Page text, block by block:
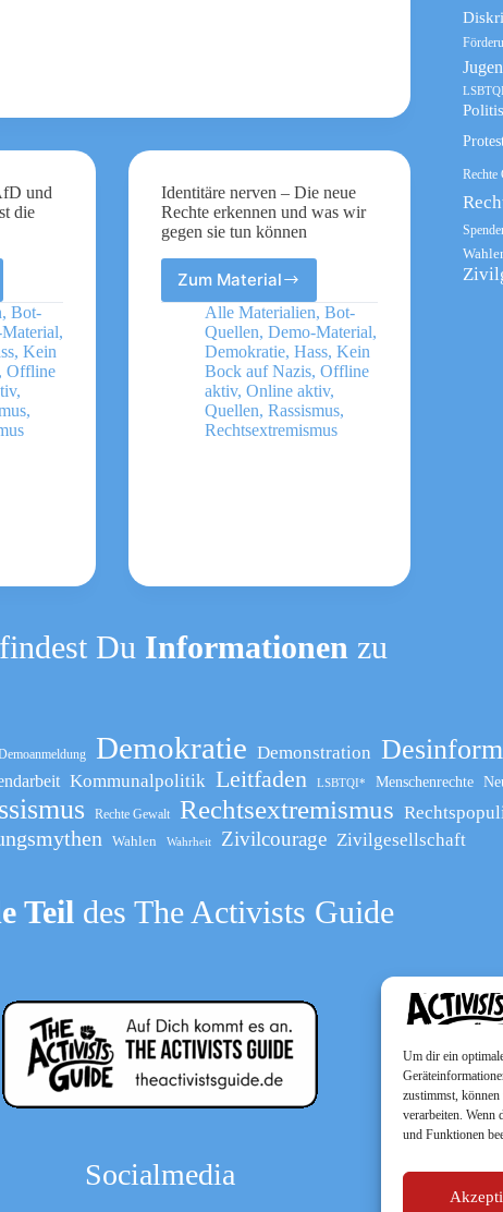
Um dir ein
zustimmst,
verarbeiten. Wenn
und Funktionen
und
die
,Bot-
,
,Kein
,Offline
,
,
Identitäre nerven – Die neue
Rechte erkennen und was wir
gegen sie tun können
Zum Material
Identitäre
nerven
–
Die
neue
Rechte
erkennen
und
Alle Materialien,Bot-
Quellen,Demo-Material,
Demokratie,Hass,Kein
Bock auf Nazis,Offline
aktiv,Online aktiv,
Quellen,Rassismus,
Rechtsextremismus
Rechte
Du Informationen zu
Demokratie Demonstration
Kommunalpolitik Leitfaden LSBTQI* Menschenrechte
Rechte Gewalt Rechtsextremismus
Wahlen Wahrheit Zivilcourage Zivilgesellschaft
Teil des The Activists Guide
Socialmedia